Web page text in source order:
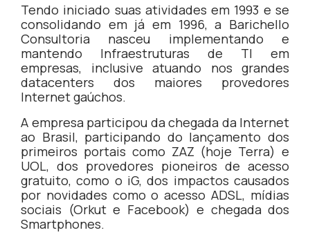
Tendo iniciado suas atividades em 1993 e se
consolidando em já em 1996, a Barichello
Consultoria nasceu implementando e
mantendo Infraestruturas de TI em
empresas, inclusive atuando nos grandes
datacenters dos maiores provedores
Internet gaúchos.
A empresa participou da chegada da Internet
ao Brasil, participando do lançamento dos
primeiros portais como ZAZ (hoje Terra) e
UOL, dos provedores pioneiros de acesso
gratuito, como o iG, dos impactos causados
por novidades como o acesso ADSL, mídias
sociais (Orkut e Facebook) e chegada dos
Smartphones.